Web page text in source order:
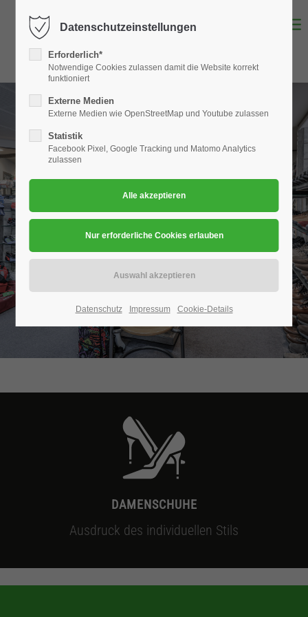
Login
Benutzername
Support
Lorem ipsum dolor sit amet:
24h/ 365days
We offer support for our customers
(GMT +1)
Cybersteel Inc.
San Francisco, CA 94102
Have any questions?
DAMENSCHUHE
Ausdruck des individuellen Stils
Datenschutzeinstellungen
Erforderlich*
Notwendige Cookies zulassen damit die Website korrekt
funktioniert
Externe Medien
Externe Medien wie OpenStreetMap und Youtube zulassen
Statistik
Facebook Pixel, Google Tracking und Matomo Analytics
zulassen
Datenschutz Impressum Cookie-Details